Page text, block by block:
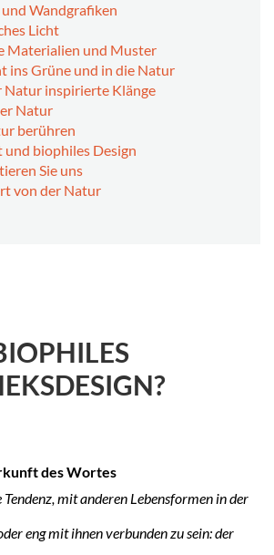
Wandgrafiken
Licht
Materialien und Muster
ins Grüne und in die Natur
Natur inspirierte Klänge
Natur
berühren
und biophiles Design
Sie uns
von der Natur
des Wortes
mit anderen Lebensformen in der
eng mit ihnen verbunden zu sein: der